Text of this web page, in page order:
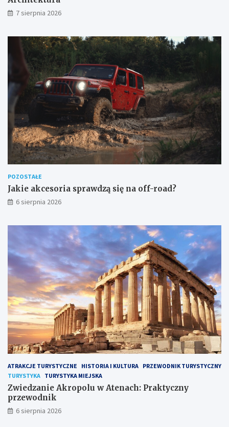
7 sierpnia 2026
POZOSTAŁE
Jakie akcesoria sprawdzą się na off-road?
6 sierpnia 2026
ATRAKCJE TURYSTYCZNE HISTORIA I KULTURA PRZEWODNIK TURYSTYCZNY
TURYSTYKA TURYSTYKA MIEJSKA
Zwiedzanie Akropolu w Atenach: Praktyczny
przewodnik
6 sierpnia 2026